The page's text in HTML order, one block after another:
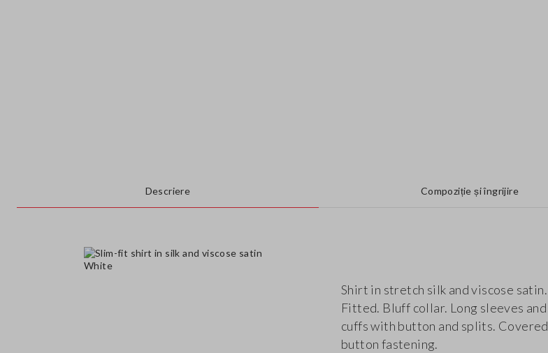
Descriere Compoziție și îngrijire
Shirt in stretch silk and viscose satin.
Fitted. Bluff collar. Long sleeves and
cuffs with button and splits. Covered
button fastening.